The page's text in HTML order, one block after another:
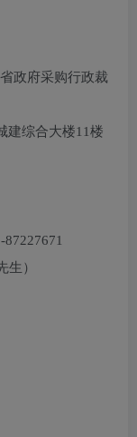
政府采购行政裁
综合大楼11楼
生）